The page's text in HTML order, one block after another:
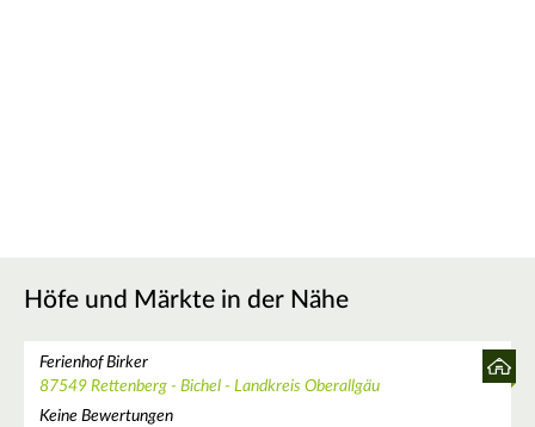
Höfe und Märkte in der Nähe
Ferienhof Birker
87549 Rettenberg - Bichel - Landkreis Oberallgäu
Keine Bewertungen